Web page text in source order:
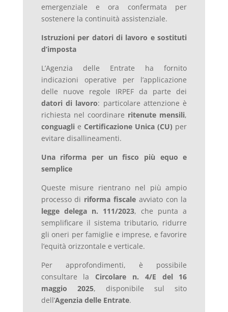
emergenziale e ora confermata per
sostenere la continuità assistenziale.
Istruzioni per datori di lavoro e sostituti
d’imposta
L’Agenzia delle Entrate ha fornito
indicazioni operative per l’applicazione
delle nuove regole IRPEF da parte dei
datori di lavoro: particolare attenzione è
richiesta nel coordinare ritenute mensili,
conguagli e Certificazione Unica (CU) per
evitare disallineamenti.
Una riforma per un fisco più equo e
semplice
Queste misure rientrano nel più ampio
processo di riforma fiscale avviato con la
legge delega n. 111/2023, che punta a
semplificare il sistema tributario, ridurre
gli oneri per famiglie e imprese, e favorire
l’equità orizzontale e verticale.
Per approfondimenti, è possibile
consultare la Circolare n. 4/E del 16
maggio 2025, disponibile sul sito
dell’Agenzia delle Entrate.